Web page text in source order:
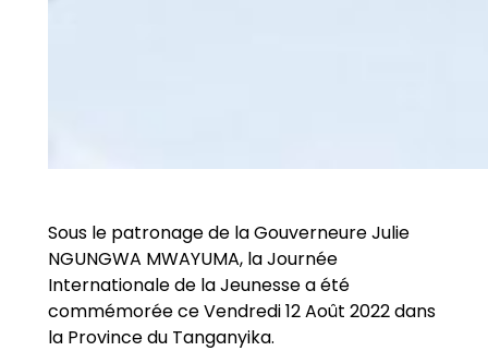
Sous le patronage de la Gouverneure Julie
NGUNGWA MWAYUMA, la Journée
Internationale de la Jeunesse a été
commémorée ce Vendredi 12 Août 2022 dans
la Province du Tanganyika.